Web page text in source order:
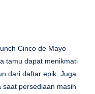
Cinco de Mayo
tamu dapat menikmati
dari daftar epik. Juga
persediaan masih